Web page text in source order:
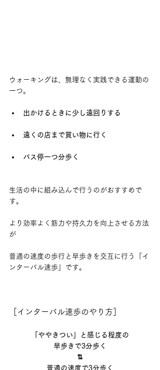
ウォーキングは、無理なく実践できる運動の
一つ。
出かけるときに少し遠回りする
遠くの店まで買い物に行く
バス停一つ分歩く
生活の中に組み込んで行うのがおすすめで
す。
より効率よく筋力や持久力を向上させる方法
が
普通の速度の歩行と早歩きを交互に行う「イ
ンターバル速歩」です。
［インターバル速歩のやり方］
「ややきつい」と感じる程度の
早歩きで3分歩く
⇅
普通の速度で3分歩く